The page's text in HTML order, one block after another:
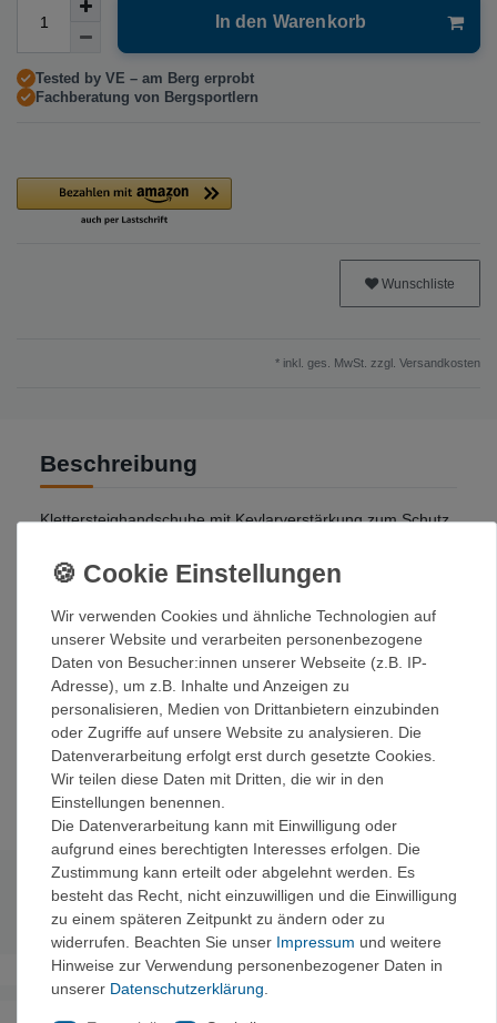
In den Warenkorb
Tested by VE – am Berg erprobt
Fachberatung von Bergsportlern
Wunschliste
* inkl. ges. MwSt. zzgl. Versandkosten
Beschreibung
Klettersteighandschuhe mit Kevlarverstärkung zum Schutz
Gerade bei längeren Touren unverzichtbar! Auch geeignet
Verbrennungen durch das Seil zu verhindern. Die Kuppen
von Daumen, Zeige- und Mittelfinger liegen frei und
ermöglichen so ein gutes Feeling beim Klettern.
Klettverschluss am Handgelenk.
Aus atmungsaktivem Material.
Größen:S - M - L - XL
Technische Daten
Wir verwenden Cookies und ähnliche Technologien auf
unserer Website und verarbeiten personenbezogene
Daten von Besucher:innen unserer Webseite (z.B. IP-
Adresse), um z.B. Inhalte und Anzeigen zu
personalisieren, Medien von Drittanbietern einzubinden
oder Zugriffe auf unsere Website zu analysieren. Die
Datenverarbeitung erfolgt erst durch gesetzte Cookies.
Wir teilen diese Daten mit Dritten, die wir in den
Einstellungen benennen.
Die Datenverarbeitung kann mit Einwilligung oder
aufgrund eines berechtigten Interesses erfolgen. Die
Zustimmung kann erteilt oder abgelehnt werden. Es
besteht das Recht, nicht einzuwilligen und die Einwilligung
zu einem späteren Zeitpunkt zu ändern oder zu
widerrufen. Beachten Sie unser Impressum und weitere
Hinweise zur Verwendung personenbezogener Daten in
unserer Daten­schutz­erklärung.